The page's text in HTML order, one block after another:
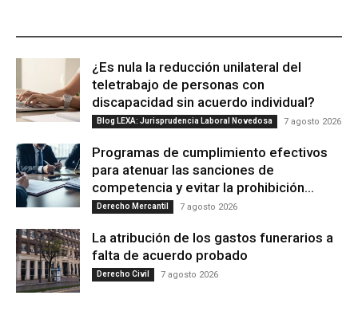
¿Es nula la reducción unilateral del
teletrabajo de personas con
discapacidad sin acuerdo individual?
Blog LEXA: Jurisprudencia Laboral Novedosa 7 agosto 2026
Programas de cumplimiento efectivos
para atenuar las sanciones de
competencia y evitar la prohibición...
Derecho Mercantil 7 agosto 2026
La atribución de los gastos funerarios a
falta de acuerdo probado
Derecho Civil 7 agosto 2026